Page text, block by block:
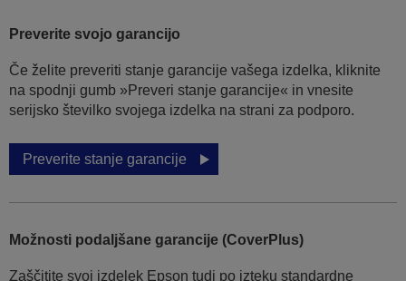
Preverite svojo garancijo
Če želite preveriti stanje garancije vašega izdelka, kliknite
na spodnji gumb »Preveri stanje garancije« in vnesite
serijsko številko svojega izdelka na strani za podporo.
Preverite stanje garancije
Možnosti podaljšane garancije (CoverPlus)
Zaščitite svoj izdelek Epson tudi po izteku standardne